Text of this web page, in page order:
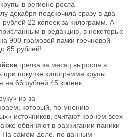
в регионе росла
декабря подскочила сразу в два
рублей 22 копеек за килограмм. А
в редакцию, в некоторых
900-грамовой пачки гречневой
85 рублей!
гречка за месяц выросла в
при покупке килограмма крупы
на 66 рублей 45 копеек.
из-за
который, по мнению
источников, считают корнем всех
обвиняют в разжигании паники
На самом деле, по данным